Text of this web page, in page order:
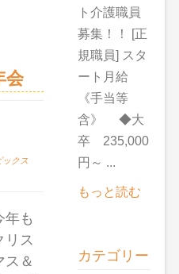
会
ックス
年も
リス
ス＆
ト介護職員
募集！！ [正
規職員] スタ
ート月給
《手当等
含》 ◆大
卒 235,000
円～ ...
もっと読む
カテゴリー